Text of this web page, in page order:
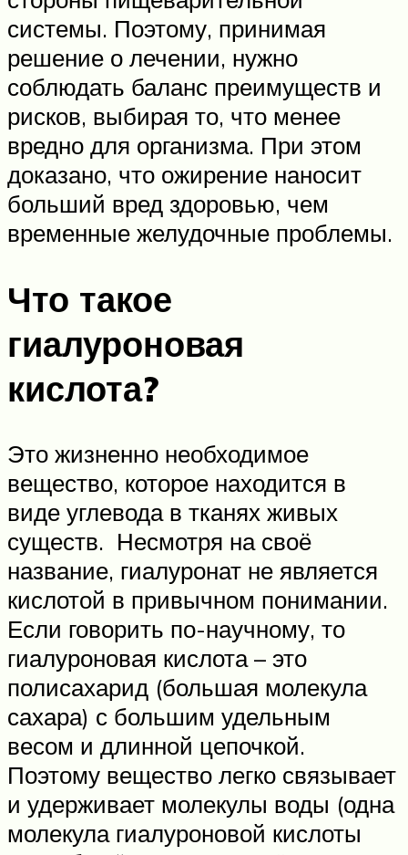
системы. Поэтому, принимая
решение о лечении, нужно
соблюдать баланс преимуществ и
рисков, выбирая то, что менее
вредно для организма. При этом
доказано, что ожирение наносит
больший вред здоровью, чем
временные желудочные проблемы.
Что такое
гиалуроновая
кислота?
Это жизненно необходимое
вещество, которое находится в
виде углевода в тканях живых
существ. Несмотря на своё
название, гиалуронат не является
кислотой в привычном понимании.
Если говорить по-научному, то
гиалуроновая кислота – это
полисахарид (большая молекула
сахара) с большим удельным
весом и длинной цепочкой.
Поэтому вещество легко связывает
и удерживает молекулы воды (одна
молекула гиалуроновой кислоты